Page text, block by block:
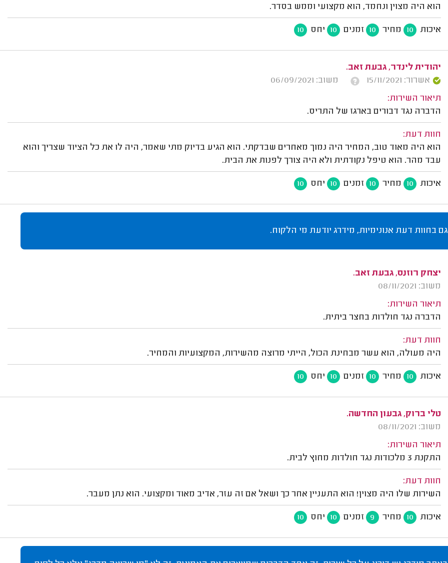
הוא היה מצוין ונחמד, הוא מקצועי וממש בסדר.
איכות 10 מחיר 10 זמנים 10 יחס 10
יהודית לינדר, גבעת זאב.
אשרור: 15/11/2021
משוב: 06/09/2021
תיאור השירות:
הדברה נגד דבורים בארגז של התריס.
חוות דעת:
הוא היה מאוד טוב, המחיר היה נמוך מאחרים שבדקתי. הוא הגיע בדיוק מתי שאמר, היה לו את כל הציוד שצריך והוא
עבד מהר. הוא טיפל נקודתית ולא היה צורך לפנות את הבית.
איכות 10 מחיר 10 זמנים 10 יחס 10
גם בחוות דעת אנונימיות, מידרג יודעת מי הלקוח.
יצחק רוזנס, גבעת זאב.
משוב: 08/11/2021
תיאור השירות:
הדברה נגד חולדות בחצר ביתית.
חוות דעת:
היה מעולה, הוא עשר מבחינת הכול, הייתי מרוצה מהשירות, המקצועיות והמחיר.
איכות 10 מחיר 10 זמנים 10 יחס 10
טלי ברוק, גבעון החדשה.
משוב: 08/11/2021
תיאור השירות:
התקנת 3 מלכודות נגד חולדות מחוץ לבית.
חוות דעת:
השירות שלו היה מצוין! הוא התעניין אחר כך ושאל אם זה עזר, אדיב מאוד ומקצועי. הוא נתן מעבר.
איכות 10 מחיר 9 זמנים 10 יחס 10